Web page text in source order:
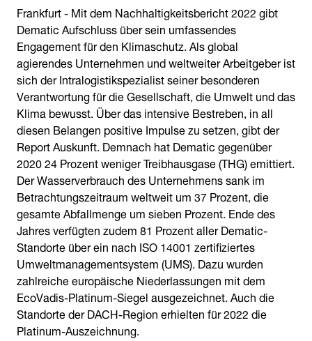
Frankfurt - Mit dem Nachhaltigkeitsbericht 2022 gibt
Dematic Aufschluss über sein umfassendes
Engagement für den Klimaschutz. Als global
agierendes Unternehmen und weltweiter Arbeitgeber ist
sich der Intralogistikspezialist seiner besonderen
Verantwortung für die Gesellschaft, die Umwelt und das
Klima bewusst. Über das intensive Bestreben, in all
diesen Belangen positive Impulse zu setzen, gibt der
Report Auskunft. Demnach hat Dematic gegenüber
2020 24 Prozent weniger Treibhausgase (THG) emittiert.
Der Wasserverbrauch des Unternehmens sank im
Betrachtungszeitraum weltweit um 37 Prozent, die
gesamte Abfallmenge um sieben Prozent. Ende des
Jahres verfügten zudem 81 Prozent aller Dematic-
Standorte über ein nach ISO 14001 zertifiziertes
Umweltmanagementsystem (UMS). Dazu wurden
zahlreiche europäische Niederlassungen mit dem
EcoVadis-Platinum-Siegel ausgezeichnet. Auch die
Standorte der DACH-Region erhielten für 2022 die
Platinum-Auszeichnung.